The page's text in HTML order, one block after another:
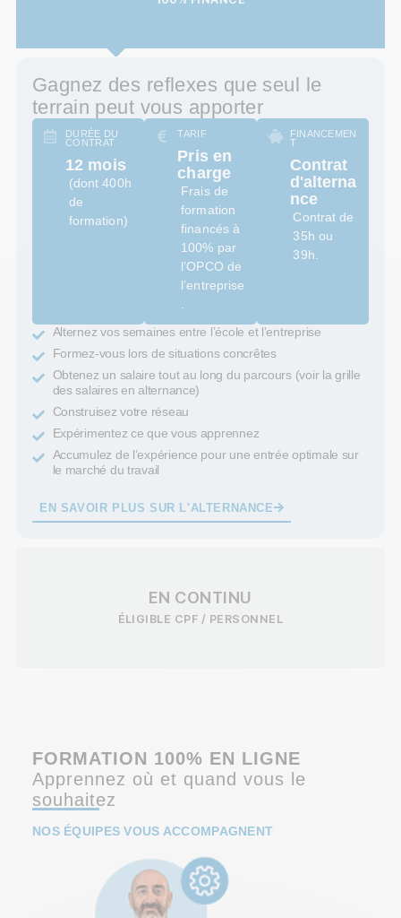
EN CONTINU
ÉLIGIBLE CPF / PERSONNEL
Gagnez des reflexes que seul le
terrain peut vous apporter
DURÉE DU
CONTRAT
12 mois
(dont 400h
de
formation)
TARIF
Pris en
charge
Frais de
formation
financés à
100% par
l’OPCO de
l’entreprise
FINANCEMEN
T
Contrat
d'alterna
nce
Contrat de
35h ou
39h.
Alternez vos semaines entre l’école et l’entreprise
Formez-vous lors de situations concrêtes
Obtenez un salaire tout au long du parcours (voir la grille
des salaires en alternance)
Construisez votre réseau
Expérimentez ce que vous apprennez
Accumulez de l’expérience pour une entrée optimale sur
le marché du travail
EN SAVOIR PLUS SUR L'ALTERNANCE
FORMATION 100% EN LIGNE
Apprennez où et quand vous le
souhaitez
NOS ÉQUIPES VOUS ACCOMPAGNENT